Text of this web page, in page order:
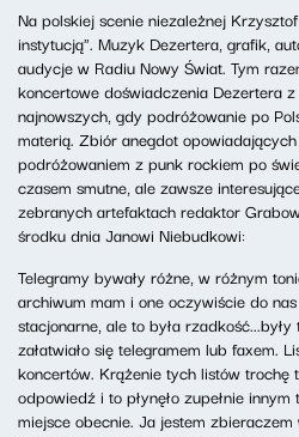
Na polskiej scenie niezależnej
instytucją". Muzyk Dezertera, grafik,
audycje w Radiu Nowy Świat. Tym
koncertowe doświadczenia Dezertera
najnowszych, gdy podróżowanie po
materią. Zbiór anegdot
podróżowaniem z punk rockiem po
czasem smutne, ale zawsze
zebranych artefaktach redaktor
środku dnia Janowi Niebudkowi:
Telegramy bywały różne, w różnym
archiwum mam i one oczywiście do
stacjonarne, ale to była
załatwiało się telegramem lub faxem.
koncertów. Krążenie tych listów trochę
odpowiedź i to płynęło zupełnie
miejsce obecnie. Ja jestem